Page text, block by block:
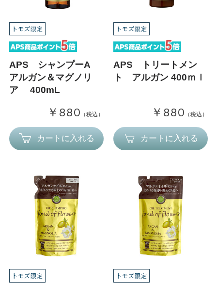
APS シャンプーA
アルガン＆マグノリ
ア 400mL
￥880 （税込）
カートに入れる
APS トリートメン
ト アルガン 400ｍｌ
￥880 （税込）
カートに入れる